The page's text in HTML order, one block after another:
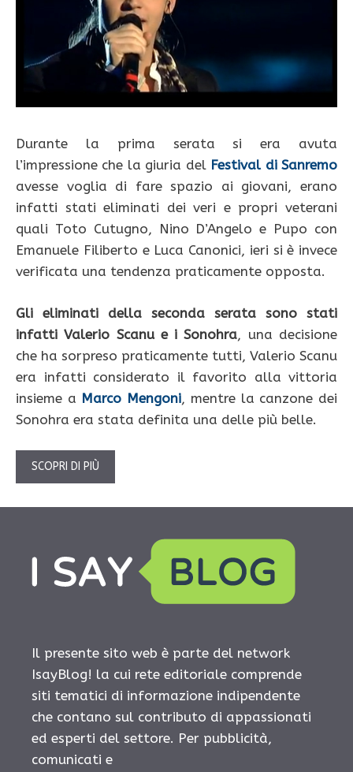
Durante la prima serata si era avuta
l’impressione che la giuria del Festival di Sanremo
avesse voglia di fare spazio ai giovani, erano
infatti stati eliminati dei veri e propri veterani
quali Toto Cutugno, Nino D’Angelo e Pupo con
Emanuele Filiberto e Luca Canonici, ieri si è invece
verificata una tendenza praticamente opposta.
Gli eliminati della seconda serata sono stati
infatti Valerio Scanu e i Sonohra, una decisione
che ha sorpreso praticamente tutti, Valerio Scanu
era infatti considerato il favorito alla vittoria
insieme a Marco Mengoni, mentre la canzone dei
Sonohra era stata definita una delle più belle.
SCOPRI DI PIÙ
Il presente sito web è parte del network
IsayBlog! la cui rete editoriale comprende
siti tematici di informazione indipendente
che contano sul contributo di appassionati
ed esperti del settore. Per pubblicità,
comunicati e